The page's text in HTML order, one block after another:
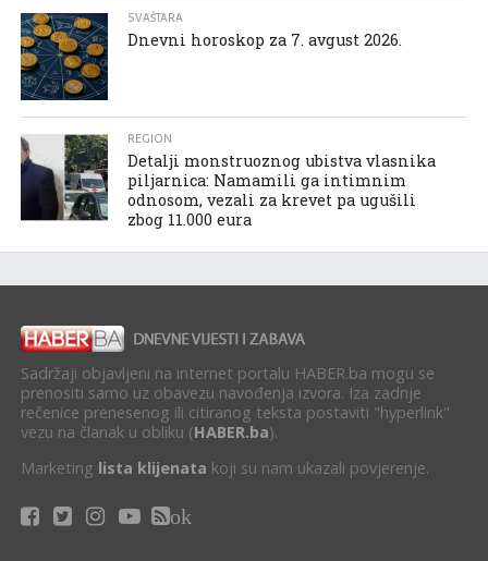
SVAŠTARA
Dnevni horoskop za 7. avgust 2026.
REGION
Detalji monstruoznog ubistva vlasnika
piljarnica: Namamili ga intimnim
odnosom, vezali za krevet pa ugušili
zbog 11.000 eura
Sadržaji objavljeni na internet portalu HABER.ba mogu se
prenositi samo uz obavezu navođenja izvora. Iza zadnje
rečenice prenesenog ili citiranog teksta postaviti "hyperlink"
vezu na članak u obliku (HABER.ba).
Marketing lista klijenata koji su nam ukazali povjerenje.
ok